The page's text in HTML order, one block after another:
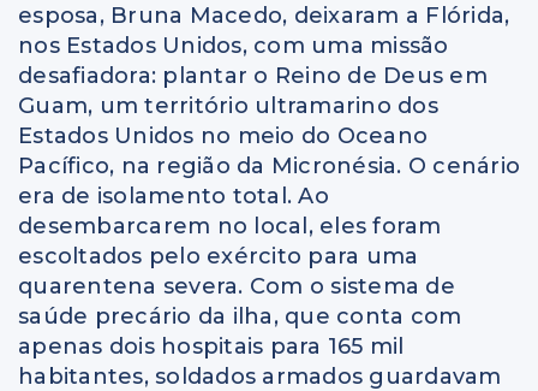
esposa, Bruna Macedo, deixaram a Flórida,
nos Estados Unidos, com uma missão
desafiadora: plantar o Reino de Deus em
Guam, um território ultramarino dos
Estados Unidos no meio do Oceano
Pacífico, na região da Micronésia. O cenário
era de isolamento total. Ao
desembarcarem no local, eles foram
escoltados pelo exército para uma
quarentena severa. Com o sistema de
saúde precário da ilha, que conta com
apenas dois hospitais para 165 mil
habitantes, soldados armados guardavam